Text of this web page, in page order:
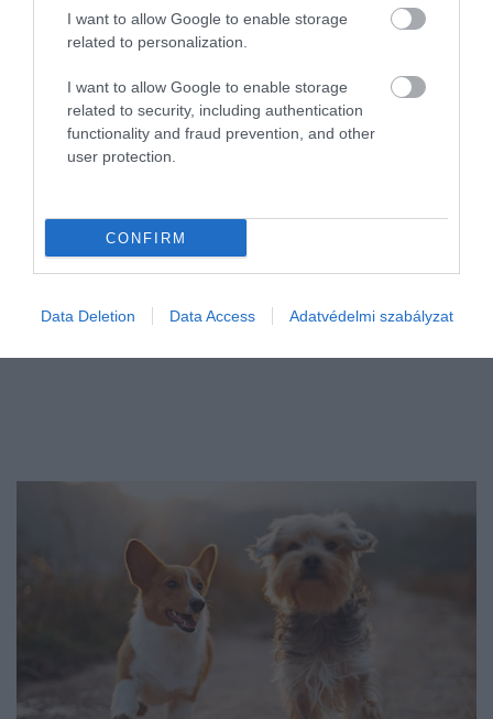
I want to allow Google to enable storage
related to personalization.
I want to allow Google to enable storage
related to security, including authentication
functionality and fraud prevention, and other
user protection.
CONFIRM
Data Deletion Data Access Adatvédelmi szabályzat
tolódik a drágább ingatlanok kereslete
otthont, mivel 100 millió forint feletti büdzséből Pest
vármegyében lényegesen nagyobb alapterületű, kertes ingatlant
kaphatnak ugyanazért…